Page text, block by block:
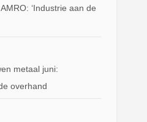
‘Industrie aan de
metaal juni:
overhand